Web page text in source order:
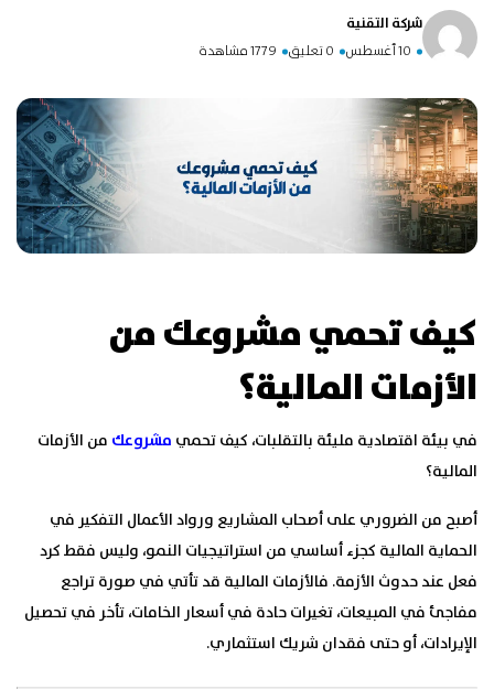
شركة التقنية
10 أغسطس 0 تعليق 1779 مشاهدة
كيف تحمي مشروعك من
الأزمات المالية؟
في بيئة اقتصادية مليئة بالتقلبات، كيف تحمي مشروعك من الأزمات
المالية؟
أصبح من الضروري على أصحاب المشاريع ورواد الأعمال التفكير في
الحماية المالية كجزء أساسي من استراتيجيات النمو، وليس فقط كرد
فعل عند حدوث الأزمة. فالأزمات المالية قد تأتي في صورة تراجع
مفاجئ في المبيعات، تغيرات حادة في أسعار الخامات، تأخر في تحصيل
الإيرادات، أو حتى فقدان شريك استثماري.